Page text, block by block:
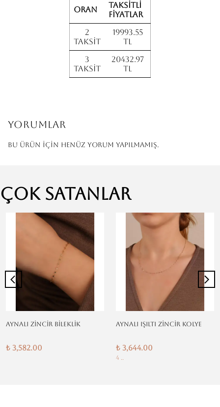
Oran
Taksitli
fiyatlar
2
Taksit
19993.55
TL
3
Taksit
20432.97
TL
Yorumlar
Bu ürün için henüz yorum yapılmamış.
Çok Satanlar
AYNALI ZİNCİR BİLEKLİK
₺ 3,582.00
AYNALI IŞILTI ZİNCİR KOLYE
₺ 3,644.00
4 ..